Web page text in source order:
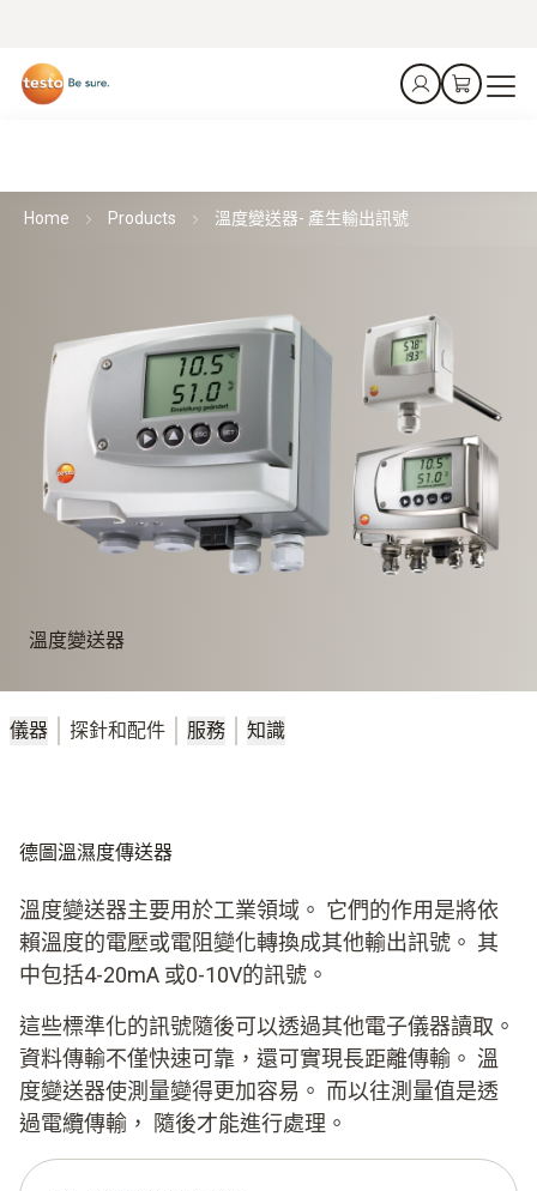
Home Products 溫度變送器- 產生輸出訊號
溫度變送器
儀器 探針和配件 服務 知識
德圖溫濕度傳送器
溫度變送器主要用於工業領域。 它們的作用是將依
賴溫度的電壓或電阻變化轉換成其他輸出訊號。 其
中包括4-20mA 或0-10V的訊號。
這些標準化的訊號隨後可以透過其他電子儀器讀取。
資料傳輸不僅快速可靠，還可實現長距離傳輸。 溫
度變送器使測量變得更加容易。 而以往測量值是透
過電纜傳輸， 隨後才能進行處理。